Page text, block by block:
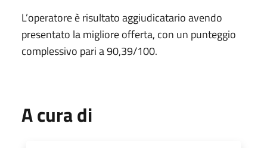
L’operatore è risultato aggiudicatario avendo
presentato la migliore offerta, con un punteggio
complessivo pari a 90,39/100.
A cura di